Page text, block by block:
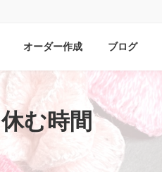
オーダー作成 ブログ
休む時間